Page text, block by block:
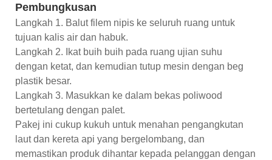
Pembungkusan
Langkah 1. Balut filem nipis ke seluruh ruang untuk
tujuan kalis air dan habuk.
Langkah 2. Ikat buih buih pada ruang ujian suhu
dengan ketat, dan kemudian tutup mesin dengan beg
plastik besar.
Langkah 3. Masukkan ke dalam bekas poliwood
bertetulang dengan palet.
Pakej ini cukup kukuh untuk menahan pengangkutan
laut dan kereta api yang bergelombang, dan
memastikan produk dihantar kepada pelanggan dengan